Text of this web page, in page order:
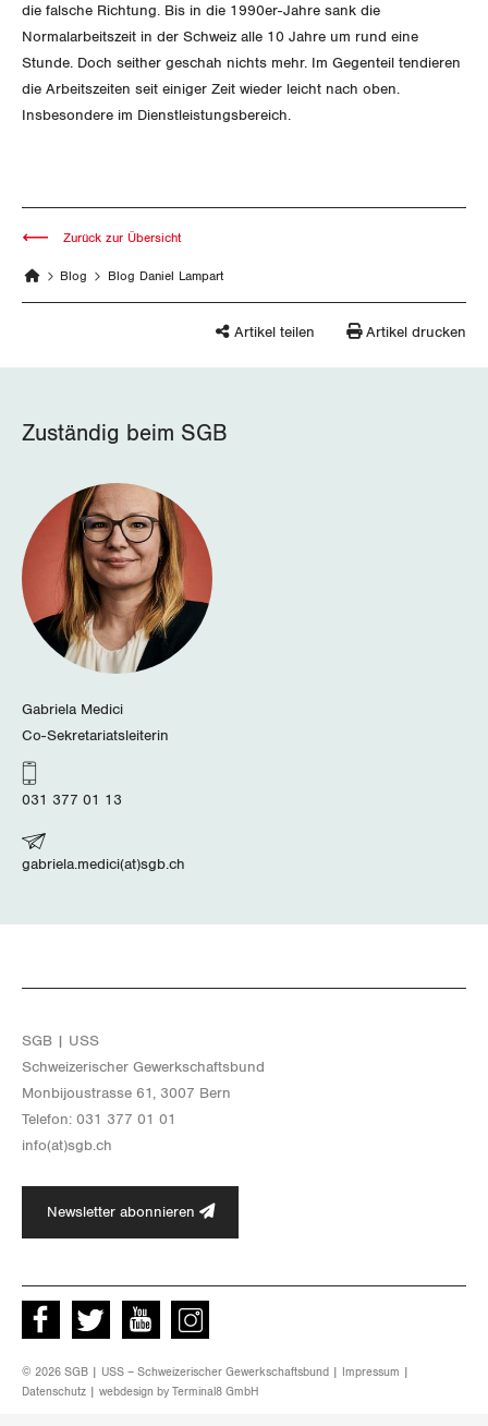
Luzern
Neuenburg
Nidwalden
Schwyz
Tessin
Uri
Waadt
Wallis
Zürich
die falsche Richtung. Bis in die 1990er-Jahre sank die
Normalarbeitszeit in der Schweiz alle 10 Jahre um rund eine
Stunde. Doch seither geschah nichts mehr. Im Gegenteil tendieren
die Arbeitszeiten seit einiger Zeit wieder leicht nach oben.
Insbesondere im Dienstleistungsbereich.
Blog Blog Daniel Lampart
Zurück zur Übersicht
Artikel teilen Artikel drucken
Zuständig beim SGB
Gabriela Medici
Co-Sekretariatsleiterin
031 377 01 13
gabriela.medici(at)sgb.ch
SGB | USS
Schwei­ze­ri­scher Ge­werk­schafts­bund
Mon­bi­joustras­se 61, 3007 Bern
Te­le­fon: 031 377 01 01
info(at)​sgb.​ch
Newsletter abonnieren
Facebook Twitter Youtube instagram
© 2026 SGB | USS – Schweizerischer Gewerkschaftsbund | Impressum
Datenschutz | webdesign by Terminal8 GmbH